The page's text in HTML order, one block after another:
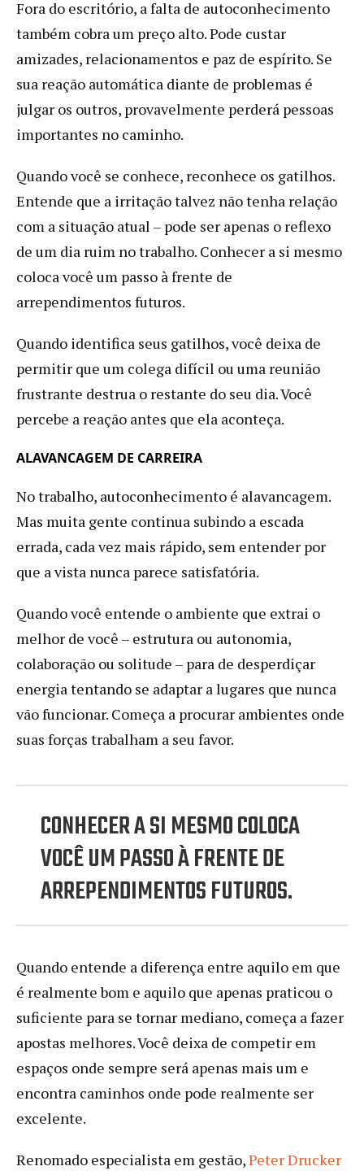
Fora do escritório, a falta de autoconhecimento
também cobra um preço alto. Pode custar
amizades, relacionamentos e paz de espírito. Se
sua reação automática diante de problemas é
julgar os outros, provavelmente perderá pessoas
importantes no caminho.
Quando você se conhece, reconhece os gatilhos.
Entende que a irritação talvez não tenha relação
com a situação atual – pode ser apenas o reflexo
de um dia ruim no trabalho. Conhecer a si mesmo
coloca você um passo à frente de
arrependimentos futuros.
Quando identifica seus gatilhos, você deixa de
permitir que um colega difícil ou uma reunião
frustrante destrua o restante do seu dia. Você
percebe a reação antes que ela aconteça.
ALAVANCAGEM DE CARREIRA
No trabalho, autoconhecimento é alavancagem.
Mas muita gente continua subindo a escada
errada, cada vez mais rápido, sem entender por
que a vista nunca parece satisfatória.
Quando você entende o ambiente que extrai o
melhor de você – estrutura ou autonomia,
colaboração ou solitude – para de desperdiçar
energia tentando se adaptar a lugares que nunca
vão funcionar. Começa a procurar ambientes onde
suas forças trabalham a seu favor.
CONHECER A SI MESMO COLOCA
VOCÊ UM PASSO À FRENTE DE
ARREPENDIMENTOS FUTUROS.
Quando entende a diferença entre aquilo em que
é realmente bom e aquilo que apenas praticou o
suficiente para se tornar mediano, começa a fazer
apostas melhores. Você deixa de competir em
espaços onde sempre será apenas mais um e
encontra caminhos onde pode realmente ser
excelente.
Renomado especialista em gestão,Peter Drucker